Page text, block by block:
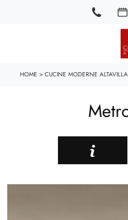
HOME > CUCINE MODERNE